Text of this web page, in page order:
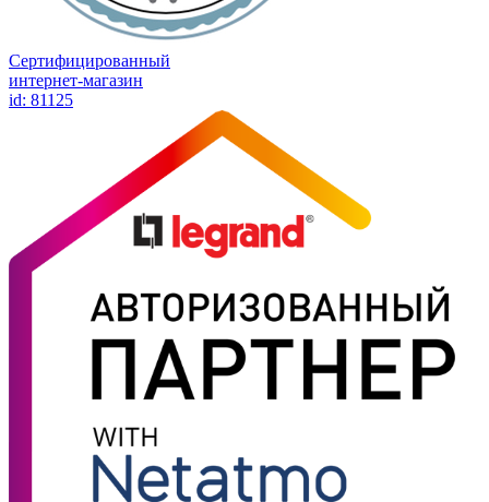
Сертифицированный
интернет-магазин
id: 81125